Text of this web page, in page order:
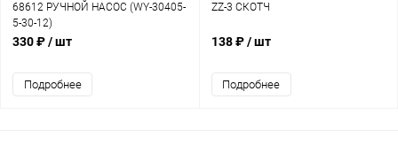
68612 РУЧНОЙ НАСОС (WY-30405-
5-30-12)
330 ₽/ шт
Подробнее
ZZ-3 СКОТЧ
138 ₽/ шт
Подробнее